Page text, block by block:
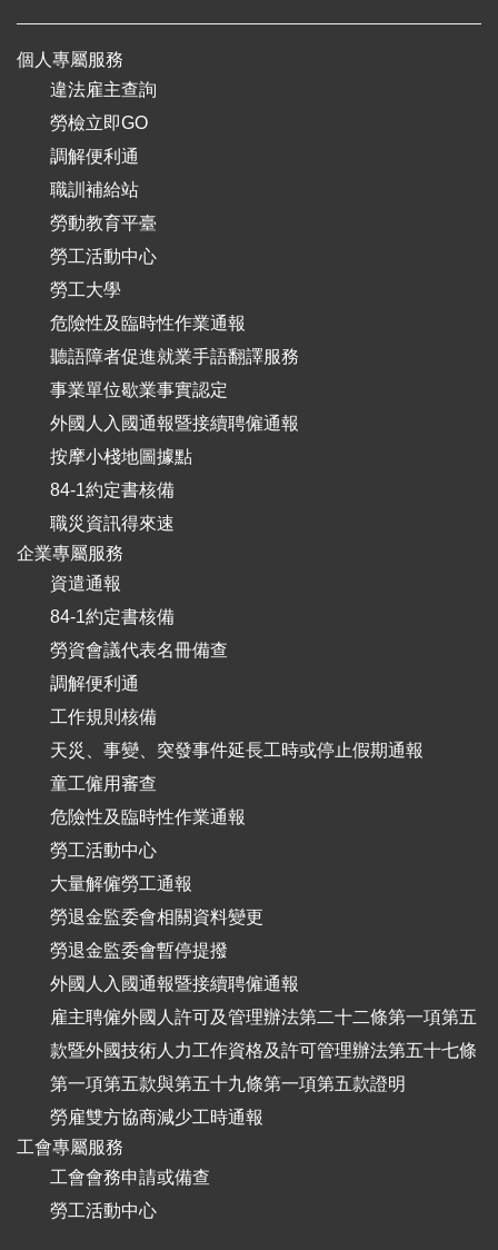
個人專屬服務
違法雇主查詢
勞檢立即GO
調解便利通
職訓補給站
勞動教育平臺
勞工活動中心
勞工大學
危險性及臨時性作業通報
聽語障者促進就業手語翻譯服務
事業單位歇業事實認定
外國人入國通報暨接續聘僱通報
按摩小棧地圖據點
84-1約定書核備
職災資訊得來速
企業專屬服務
資遣通報
84-1約定書核備
勞資會議代表名冊備查
調解便利通
工作規則核備
天災、事變、突發事件延長工時或停止假期通報
童工僱用審查
危險性及臨時性作業通報
勞工活動中心
大量解僱勞工通報
勞退金監委會相關資料變更
勞退金監委會暫停提撥
外國人入國通報暨接續聘僱通報
雇主聘僱外國人許可及管理辦法第二十二條第一項第五
款暨外國技術人力工作資格及許可管理辦法第五十七條
第一項第五款與第五十九條第一項第五款證明
勞雇雙方協商減少工時通報
工會專屬服務
工會會務申請或備查
勞工活動中心